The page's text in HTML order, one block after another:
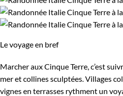
l'accueil chaleureux
de ses
paysages parsemés d'
oliviers et
Explorez ses villes,
Gimignano
, inscrite au
l'UNESCO, etVinci, la ville
sa célèbre tour penchée, et
Le voyage en bref
Marcher aux Cinque Terre, c’est
mer et collines sculptées. Villages
vignes en terrasses rythment un